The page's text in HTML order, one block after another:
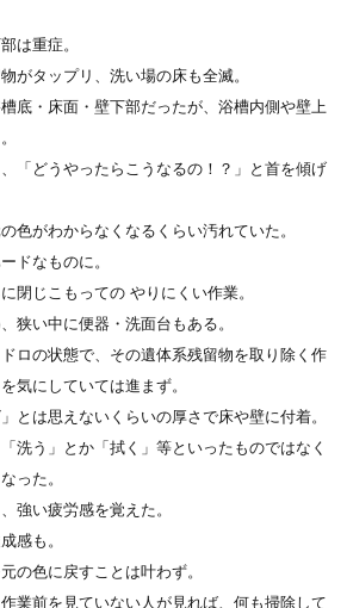
は重症。
がタップリ、洗い場の床も全滅。
底・床面・壁下部だったが、浴槽内側や壁上
「どうやったらこうなるの！？」と首を傾げ
色がわからなくなるくらい汚れていた。
ドなものに。
閉じこもっての やりにくい作業。
狭い中に便器・洗面台もある。
ロの状態で、その遺体系残留物を取り除く作
気にしていては進まず。
とは思えないくらいの厚さで床や壁に付着。
洗う」とか「拭く」等といったものではなく
った。
強い疲労感を覚えた。
感も。
の色に戻すことは叶わず。
業前を見ていない人が見れば、何も掃除して